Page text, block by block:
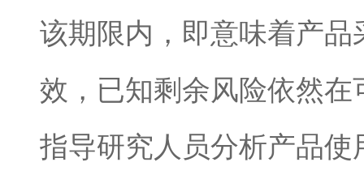
该期限内，即意味着产
效，已知剩余风险依然
指导研究人员分析产品